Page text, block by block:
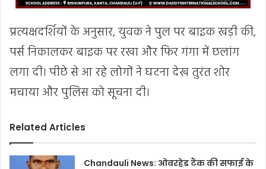
प्रत्यक्षदर्शियों के अनुसार, युवक ने पुल पर बाइक खड़ी की,
पर्स निकालकर बाइक पर रखा और फिर गंगा में छलांग
लगा दी। पीछे से आ रहे लोगों ने घटना देख तुरंत शोर
मचाया और पुलिस को सूचना दी।
Related Articles
Chandauli News: ओवरहेड टैंक की सफाई के